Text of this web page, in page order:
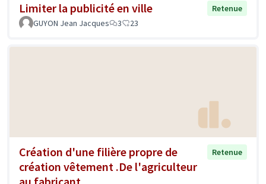
Limiter la publicité en ville
Retenue
GUYON Jean Jacques
3 23
Création d'une filière propre de
création vêtement .De l'agriculteur
Retenue